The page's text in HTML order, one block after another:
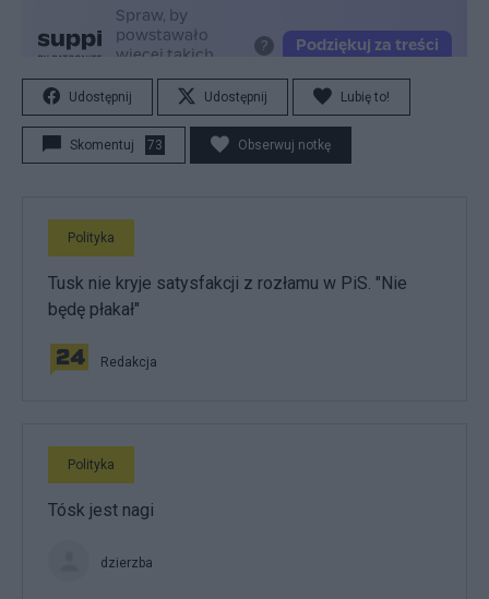
Udostępnij Udostępnij Lubię to!
Skomentuj 73 Obserwuj notkę
Polityka
Tusk nie kryje satysfakcji z rozłamu w PiS. "Nie
będę płakał"
Redakcja
Polityka
Tósk jest nagi
dzierzba